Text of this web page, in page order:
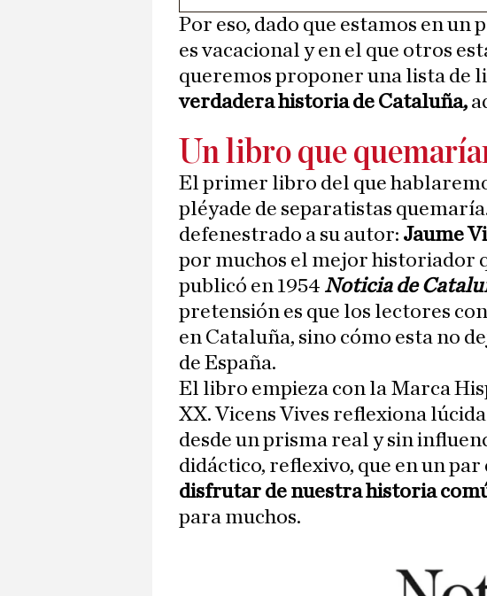
Por eso, dado que estamos en un
es vacacional y en el que otros
queremos proponer una lista de
verdadera historia de Cataluña,
Un libro que
El primer libro del que
pléyade de separatistas
defenestrado a su autor: Jaume
por muchos el mejor historiador
publicó en 1954 Noticia de
pretensión es que los lectores
en Cataluña, sino cómo esta no
de España.
El libro empieza con la Marca
XX. Vicens Vives reflexiona
desde un prisma real y sin
didáctico, reflexivo, que en un par
disfrutar de nuestra historia
para muchos.